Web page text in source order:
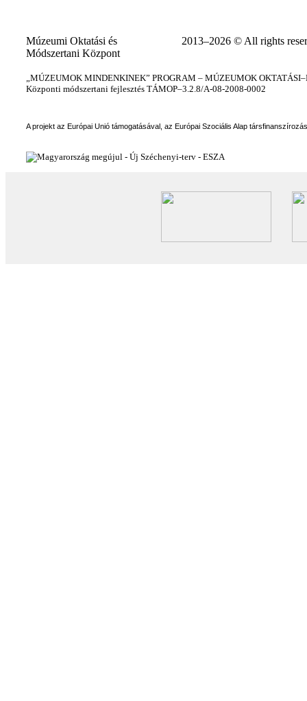
Múzeumi Oktatási és
Módszertani Központ
2013–2026 © All rights
„MÚZEUMOK MINDENKINEK” PROGRAM – MÚZEUMOK
Központi módszertani fejlesztés TÁMOP–3.2.8/A-08-2008-0002
A projekt az Európai Unió támogatásával, az Európai Szociális Alap